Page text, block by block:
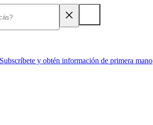
y obtén información de primera mano